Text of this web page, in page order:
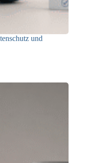
und